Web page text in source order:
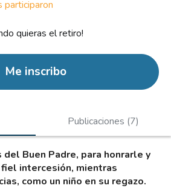
quieras el retiro!
Me inscribo
Publicaciones (7)
del Buen Padre, para honrarle y
intercesión, mientras
como un niño en su regazo.